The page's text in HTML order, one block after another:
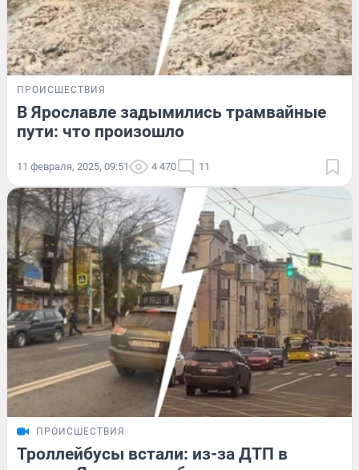
ПРОИСШЕСТВИЯ
В Ярославле задымились трамвайные
пути: что произошло
11 февраля, 2025, 09:51 4 470 11
ПРОИСШЕСТВИЯ
Троллейбусы встали: из-за ДТП в